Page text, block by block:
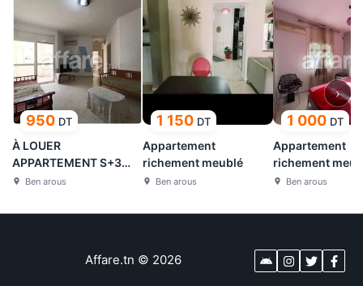
950 DT
À LOUER
APPARTEMENT S+3
MEUBLÉ À RADES CITÉ
Ben arous
1 150 DT
Appartement
richement meublé
Ben arous
1 000 DT
Appartement
richement
Ben arous
›
Affare.tn © 2026